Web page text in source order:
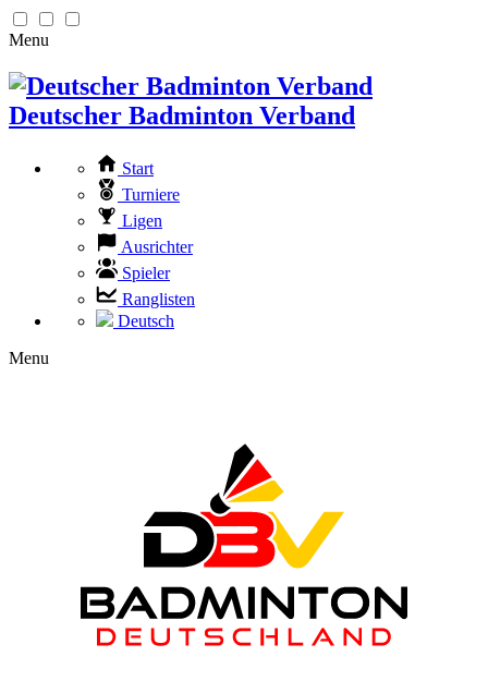
Menu
Deutscher Badminton Verband
Start
Turniere
Ligen
Ausrichter
Spieler
Ranglisten
Deutsch
Menu